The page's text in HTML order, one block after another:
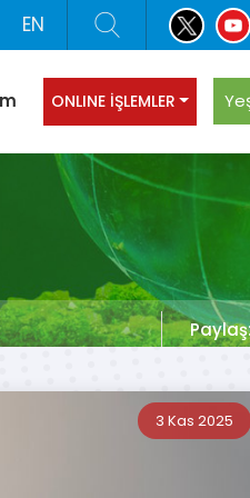
EN
ONLINE İŞLEMLER
3 Kas 2025